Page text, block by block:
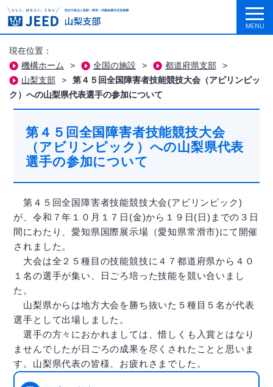
現在位置：
機構ホーム
> 全国の施設 > 都道府県支部
>
山梨支部
>
第４５回全国障害者技能競技大会（アビリンピッ
ク）への山梨県代表選手の参加について
第４５回全国障害者技能競技大会
（アビリンピック）への山梨県代表
選手の参加について
第４５回全国障害者技能競技大会(アビリンピック)
が、令和７年１０月１７日(金)から１９日(日)までの３日
間にわたり、愛知県国際展示場（愛知県常滑市)にて開催
されました。
大会は全２５種目の技能競技に４７都道府県から４０
１名の選手が集い、日ごろ培った技能を競い合いまし
た。
山梨県からは地方大会を勝ち抜いた５種目５名が代表
選手として出場しました。
選手の方々におかれましては、惜しくも入賞とはなり
ませんでしたが日ごろの成果を尽くされたことと思いま
す。山梨県代表の皆様、お疲れさまでした。